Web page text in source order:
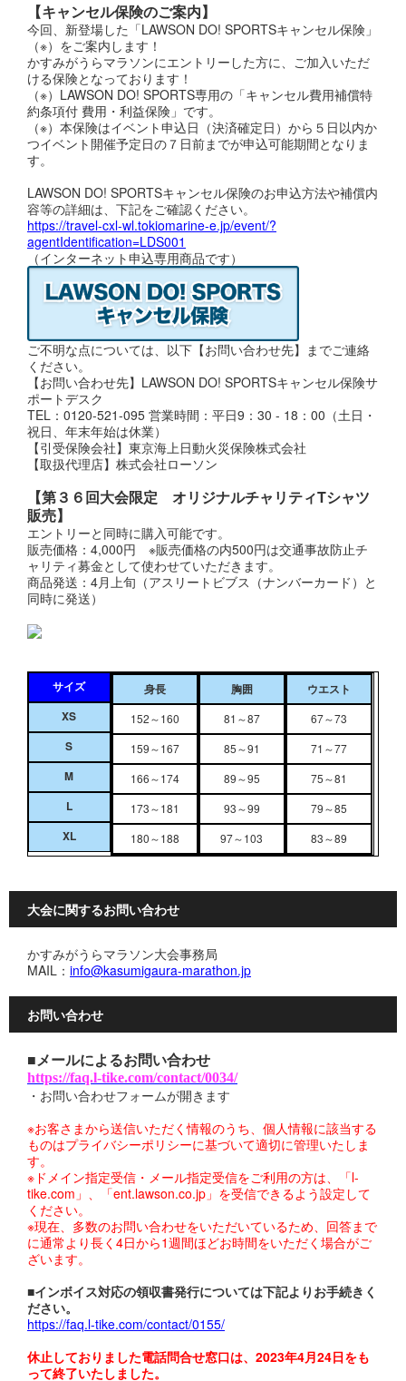
【キャンセル保険のご案内】
今回、新登場した「LAWSON DO! SPORTSキャンセル保険」
（※）をご案内します！
かすみがうらマラソンにエントリーした方に、ご加入いただ
ける保険となっております！
（※）LAWSON DO! SPORTS専用の「キャンセル費用補償特
約条項付 費用・利益保険」です。
（※）本保険はイベント申込日（決済確定日）から５日以内か
つイベント開催予定日の７日前までが申込可能期間となりま
す。
LAWSON DO! SPORTSキャンセル保険のお申込方法や補償内
容等の詳細は、下記をご確認ください。
https://travel-cxl-wl.tokiomarine-e.jp/event/?
agentIdentification=LDS001
（インターネット申込専用商品です）
ご不明な点については、以下【お問い合わせ先】までご連絡
ください。
【お問い合わせ先】LAWSON DO! SPORTSキャンセル保険サ
ポートデスク
TEL：0120-521-095 営業時間：平日9：30 - 18：00（土日・
祝日、年末年始は休業）
【引受保険会社】東京海上日動火災保険株式会社
【取扱代理店】株式会社ローソン
【第３６回大会限定 オリジナルチャリティTシャツ
販売】
エントリーと同時に購入可能です。
販売価格：4,000円 ※販売価格の内500円は交通事故防止チ
ャリティ募金として使わせていただきます。
商品発送：4月上旬（アスリートビブス（ナンバーカード）と
同時に発送）
サイズ
XS
S
M
L
XL
身長
152～160
159～167
166～174
173～181
180～188
胸囲
81～87
85～91
89～95
93～99
97～103
ウエスト
67～73
71～77
75～81
79～85
83～89
大会に関するお問い合わせ
かすみがうらマラソン大会事務局
MAIL： info@kasumigaura-marathon.jp
お問い合わせ
■メールによるお問い合わせ
https://faq.l-tike.com/contact/0034/
・お問い合わせフォームが開きます
※お客さまから送信いただく情報のうち、個人情報に該当する
ものはプライバシーポリシーに基づいて適切に管理いたしま
す。
※ドメイン指定受信・メール指定受信をご利用の方は、「l-
tike.com」、「ent.lawson.co.jp」を受信できるよう設定して
ください。
※現在、多数のお問い合わせをいただいているため、回答まで
に通常より長く4日から1週間ほどお時間をいただく場合がご
ざいます。
■インボイス対応の領収書発行については下記よりお手続きく
ださい。
https://faq.l-tike.com/contact/0155/
休止しておりました電話問合せ窓口は、2023年4月24日をも
って終了いたしました。